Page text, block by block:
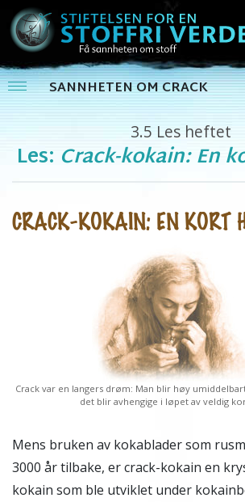
SANNHETEN OM CRACK
3.5 Les heftet
Les: Crack-kokain: En
CRACK-KOKAIN: EN KORT
Crack var en langers drøm: Man blir høy
det blir avhengige i løpet av veldig
Mens bruken av kokablader som
3000 år tilbake, er crack-kokain en
kokain som ble utviklet under